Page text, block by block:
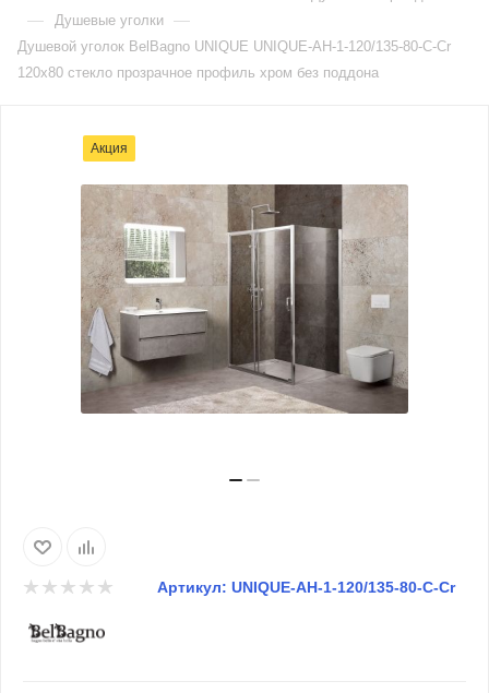
— Душевые уголки —
Душевой уголок BelBagno UNIQUE UNIQUE-AH-1-120/135-80-C-Cr
120х80 стекло прозрачное профиль хром без поддона
Акция
Артикул: UNIQUE-AH-1-120/135-80-C-Cr